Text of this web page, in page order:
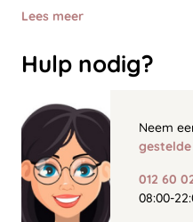
Lees meer
Hulp nodig?
Neem
012 60
08:00-